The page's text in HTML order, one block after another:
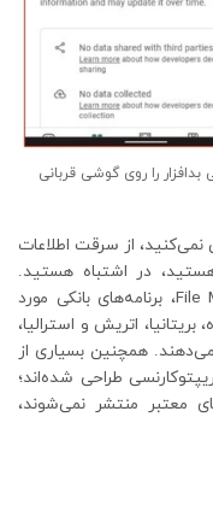
را روی گوشی قربانی
نمی‌کنید، از سرقت اطلاعات
در اشتباه هستید.
برنامه‌های دیگری نظیر File Manager Small, Lite، برنامه‌های بانکی مورد
اتریش و استرالیا،
می‌دهند. همچنین بسیاری از
طراحی شده‌اند؛
معتبر منتشر نمی‌شوند،